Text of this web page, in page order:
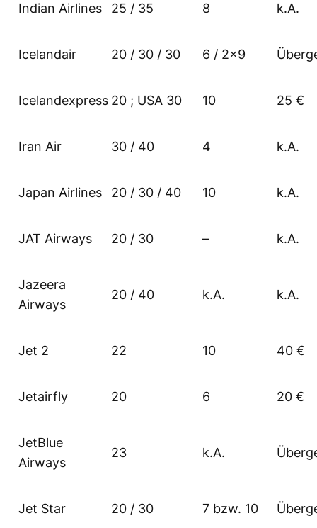
Indian Airlines 25 / 35 8 k.A.
Icelandair 20 / 30 / 30 6 / 2×9
Icelandexpress 20 ; USA 30 10 25 €
Iran Air 30 / 40 4 k.A.
Japan Airlines 20 / 30 / 40 10 k.A.
JAT Airways 20 / 30 – k.A.
Jazeera
Airways
20 / 40 k.A. k.A.
Jet 2 22 10 40 €
Jetairfly 20 6 20 €
JetBlue
Airways
23 k.A.
Jet Star 20 / 30 7 bzw. 10